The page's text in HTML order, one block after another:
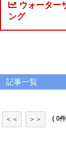
ウォーター
ング
記事一覧
＜＜ ＞＞ ( 0